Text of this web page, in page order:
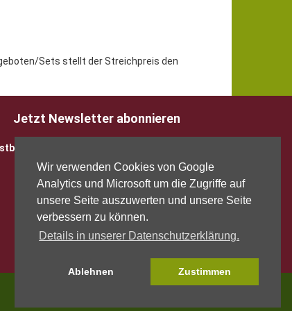
Wir verwenden Cookies von Google
Analytics und Microsoft um die Zugriffe auf
unsere Seite auszuwerten und unsere Seite
verbessern zu können.
Details in unserer Datenschutzerklärung.
Ablehnen Zustimmen
Sets stellt der Streichpreis den
Jetzt Newsletter abonnieren
sparen 5 EUR mit Gutscheincode